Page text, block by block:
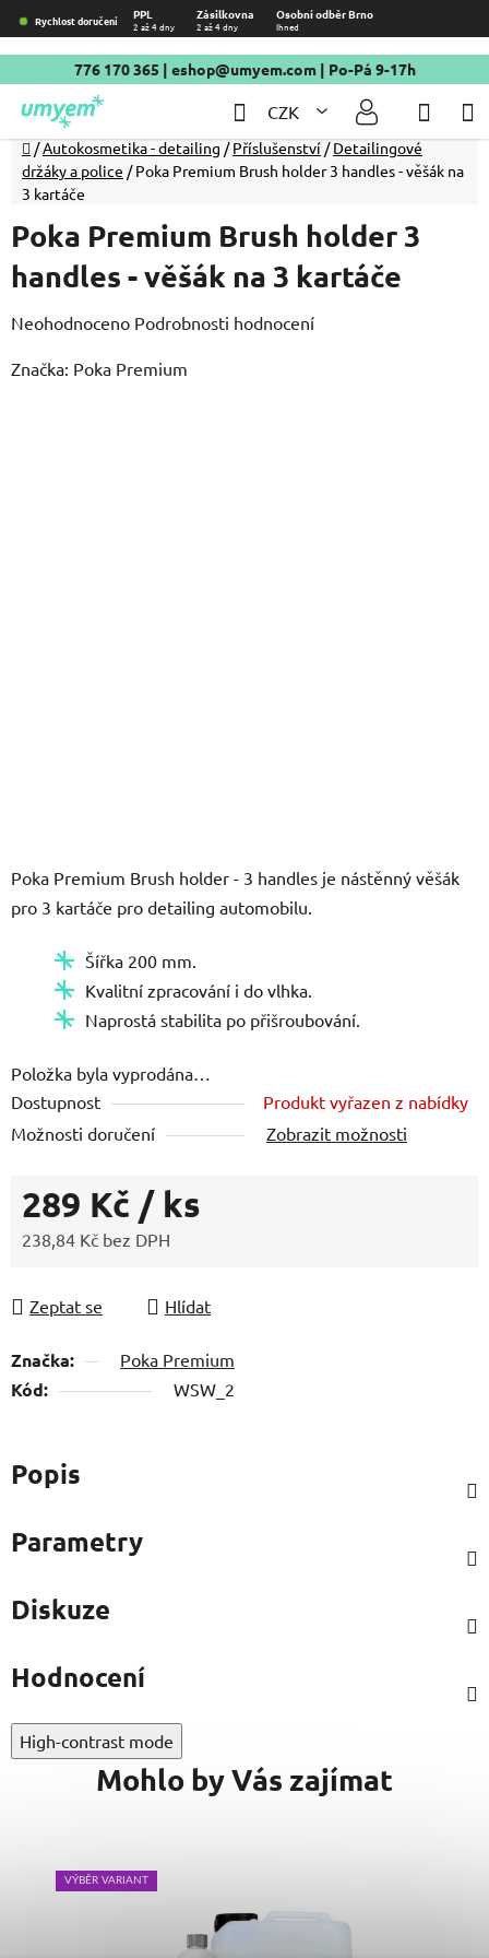
Přejít
na
obsah
Rychlost doručení PPL Zásilkovna Osobní odběr Brno
2 až 4 dny 2 až 4 dny Ihned
776 170 365 | eshop@umyem.com| Po-Pá 9-17h
CZK
Hledat
Domů
/Autokosmetika - detailing / Příslušenství / Detailingové
držáky a police / Poka Premium Brush holder 3 handles - věšák na
3 kartáče
Poka Premium Brush holder - 3 handles je nástěnný věšák
pro 3 kartáče pro detailing automobilu.
Šířka 200 mm.
Kvalitní zpracování i do vlhka.
Naprostá stabilita po přišroubování.
Položka byla vyprodána…
Dostupnost
Produkt vyřazen z nabídky
Možnosti doručení
Zobrazit možnosti
289 Kč / ks
238,84 Kč bez DPH
Zeptat se
Hlídat
Značka: Poka Premium
Kód: WSW_2
Poka Premium Brush holder 3
handles - věšák na 3 kartáče
Průměrné
produktu
Neohodnoceno Podrobnosti hodnocení
Značka: Poka Premium
Popis
Parametry
Diskuze
Hodnocení
High-contrast mode
Mohlo by Vás zajímat
VÝBĚR VARIANT